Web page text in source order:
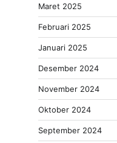
Maret 2025
Februari 2025
Januari 2025
Desember 2024
November 2024
Oktober 2024
September 2024